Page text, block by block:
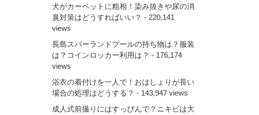
犬がカーペットに粗相！染み抜きや尿の消
臭対策はどうすればいい？ - 220,141
views
長島スパーランドプールの持ち物は？服装
は？コインロッカー利用は？ - 176,174
views
浴衣の着付けを一人で！おはしょりが長い
場合の処理はどうする？ - 143,947 views
成人式前撮りにはすっぴんで？ニキビは大